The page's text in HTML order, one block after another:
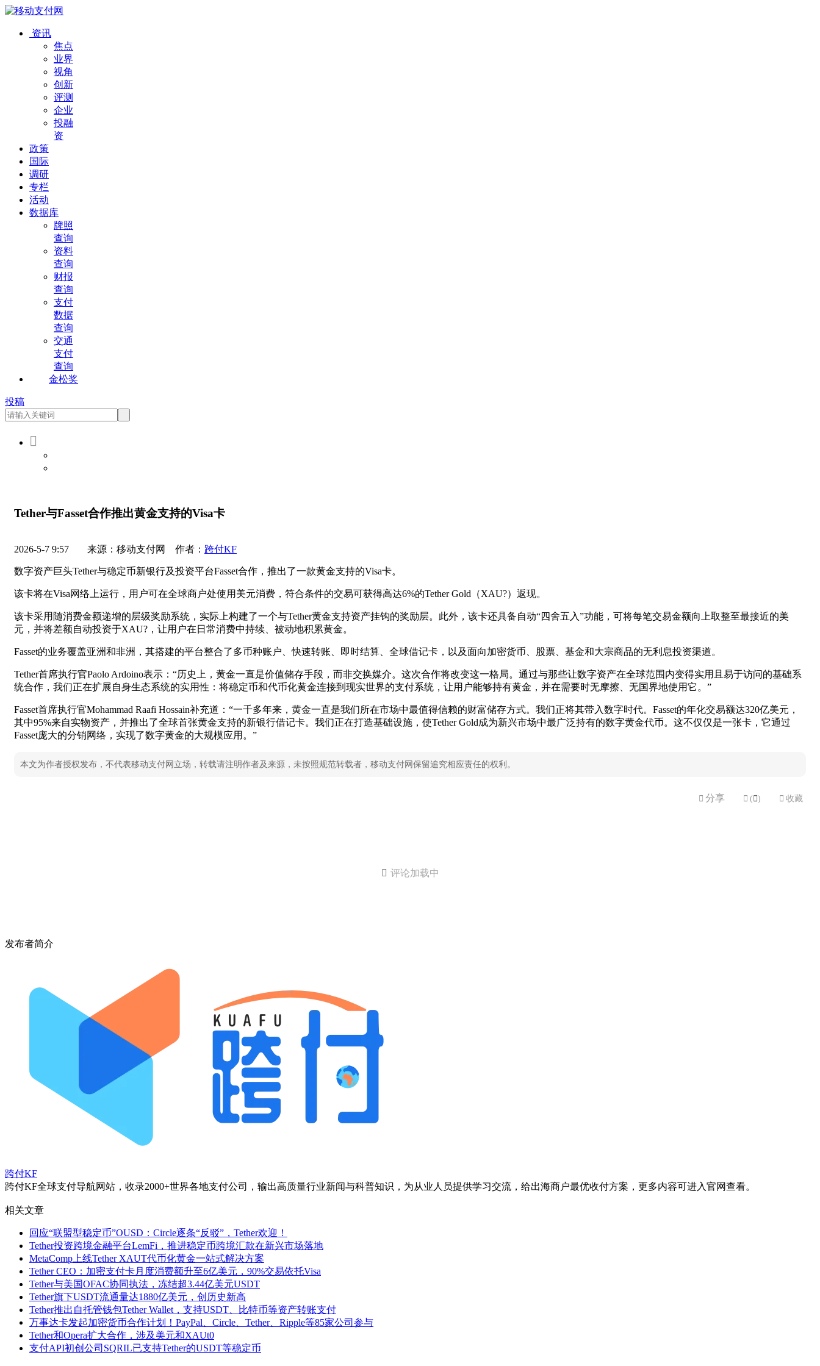
资讯
焦点
业界
视角
创新
评测
企业
投融
资
政策
国际
调研
专栏
活动
数据库
牌照
查询
资料
查询
财报
查询
支付
数据
查询
交通
支付
查询
金松奖
投稿

Tether与Fasset合作推出黄金支持的Visa卡
2026-5-7 9:57 来源：移动支付网 作者： 跨付KF
数字资产巨头Tether与稳定币新银行及投资平台Fasset合作，推出了一款黄金支持的Visa卡。
该卡将在Visa网络上运行，用户可在全球商户处使用美元消费，符合条件的交易可获得高达6%的Tether Gold（XAU?）返现。
该卡采用随消费金额递增的层级奖励系统，实际上构建了一个与Tether黄金支持资产挂钩的奖励层。此外，该卡还具备自动“四舍五入”功能，可将每笔交易金额向上取整至最接近的美
元，并将差额自动投资于XAU?，让用户在日常消费中持续、被动地积累黄金。
Fasset的业务覆盖亚洲和非洲，其搭建的平台整合了多币种账户、快速转账、即时结算、全球借记卡，以及面向加密货币、股票、基金和大宗商品的无利息投资渠道。
Tether首席执行官Paolo Ardoino表示：“历史上，黄金一直是价值储存手段，而非交换媒介。这次合作将改变这一格局。通过与那些让数字资产在全球范围内变得实用且易于访问的基础系
统合作，我们正在扩展自身生态系统的实用性：将稳定币和代币化黄金连接到现实世界的支付系统，让用户能够持有黄金，并在需要时无摩擦、无国界地使用它。”
Fasset首席执行官Mohammad Raafi Hossain补充道：“一千多年来，黄金一直是我们所在市场中最值得信赖的财富储存方式。我们正将其带入数字时代。Fasset的年化交易额达320亿美元，
其中95%来自实物资产，并推出了全球首张黄金支持的新银行借记卡。我们正在打造基础设施，使Tether Gold成为新兴市场中最广泛持有的数字黄金代币。这不仅仅是一张卡，它通过
Fasset庞大的分销网络，实现了数字黄金的大规模应用。”
本文为作者授权发布，不代表移动支付网立场，转载请注明作者及来源，未按照规范转载者，移动支付网保留追究相应责任的权利。
 分享  ( )  收藏
 评论加载中
发布者简介
跨付KF
跨付KF全球支付导航网站，收录2000+世界各地支付公司，输出高质量行业新闻与科普知识，为从业人员提供学习交流，给出海商户最优收付方案，更多内容可进入官网查看。
相关文章
回应“联盟型稳定币”OUSD：Circle逐条“反驳”，Tether欢迎！
Tether投资跨境金融平台LemFi，推进稳定币跨境汇款在新兴市场落地
MetaComp上线Tether XAUT代币化黄金一站式解决方案
Tether CEO：加密支付卡月度消费额升至6亿美元，90%交易依托Visa
Tether与美国OFAC协同执法，冻结超3.44亿美元USDT
Tether旗下USDT流通量达1880亿美元，创历史新高
Tether推出自托管钱包Tether Wallet，支持USDT、比特币等资产转账支付
万事达卡发起加密货币合作计划！PayPal、Circle、Tether、Ripple等85家公司参与
Tether和Opera扩大合作，涉及美元和XAUt0
支付API初创公司SQRIL已支持Tether的USDT等稳定币